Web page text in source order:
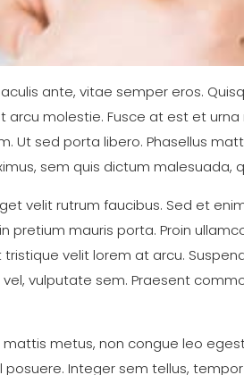
ante, vitae semper eros.
molestie. Fusce at est et
Ut sed porta libero. Phasellus
sem quis dictum
velit rutrum faucibus. Sed et
mauris porta. Proin
velit lorem at arcu.
vulputate sem. Praesent
metus, non congue leo
Integer sem tellus,